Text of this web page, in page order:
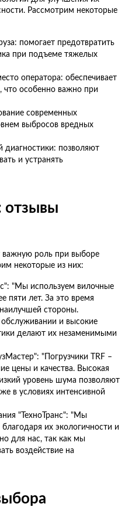
Рассмотрим некоторые
помогает предотвратить
при подъеме тяжелых
оператора: обеспечивает
что особенно важно при
современных
выбросов вредных
диагностики: позволяют
и устранять
отзывы
важную роль при выборе
некоторые из них:
"Мы используем вилочные
пяти лет. За это время
стороны.
и высокие
делают их незаменимыми
"Погрузчики TRF –
цены и качества. Высокая
уровень шума позволяют
в условиях интенсивной
"ТехноТранс": "Мы
их экологичности и
для нас, так как мы
воздействие на